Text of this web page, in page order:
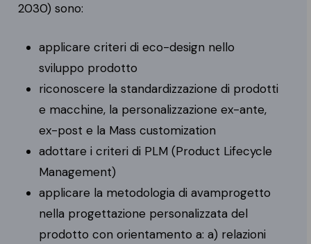
2030) sono:
applicare criteri di eco-design nello
sviluppo prodotto
riconoscere la standardizzazione di prodotti
e macchine, la personalizzazione ex-ante,
ex-post e la Mass customization
adottare i criteri di PLM (Product Lifecycle
Management)
applicare la metodologia di avamprogetto
nella progettazione personalizzata del
prodotto con orientamento a: a) relazioni